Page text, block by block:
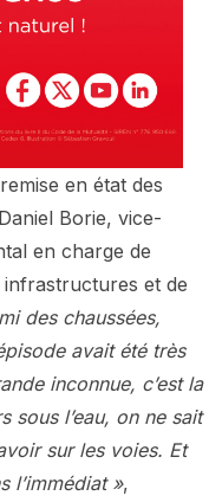
en état des
Borie, vice-
en charge de
infrastructures et de
des chaussées,
avait été très
inconnue, c’est la
sous l’eau, on ne sait
sur les voies. Et
l’immédiat »,